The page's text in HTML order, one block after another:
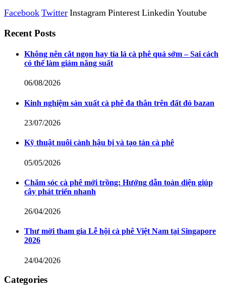
Facebook Twitter Instagram Pinterest Linkedin Youtube
Recent Posts
Không nên cắt ngọn hay tỉa lá cà phê quá sớm – Sai cách
có thể làm giảm năng suất
06/08/2026
Kinh nghiệm sản xuất cà phê đa thân trên đất đỏ bazan
23/07/2026
Kỹ thuật nuôi cành hậu bị và tạo tán cà phê
05/05/2026
Chăm sóc cà phê mới trồng: Hướng dẫn toàn diện giúp
cây phát triển nhanh
26/04/2026
Thư mời tham gia Lễ hội cà phê Việt Nam tại Singapore
2026
24/04/2026
Categories